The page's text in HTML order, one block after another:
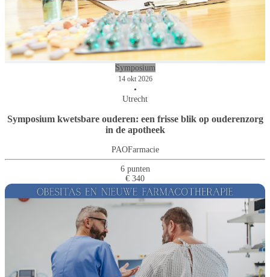
Symposium
14 okt 2026
•
Utrecht
Symposium kwetsbare ouderen: een frisse blik op ouderenzorg
in de apotheek
PAOFarmacie
6 punten
€ 340